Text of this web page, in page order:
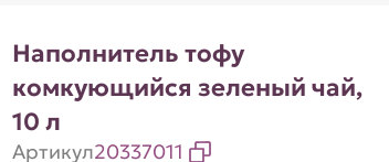
Наполнитель тофу
комкующийся зеленый чай,
10 л
Артикул20337011